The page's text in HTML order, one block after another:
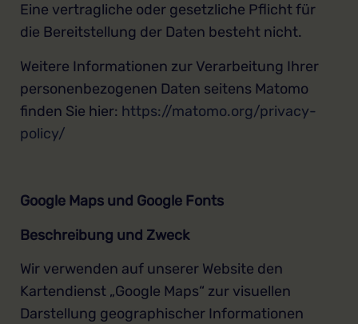
Eine vertragliche oder gesetzliche Pflicht für
die Bereitstellung der Daten besteht nicht.
Weitere Informationen zur Verarbeitung Ihrer
personenbezogenen Daten seitens Matomo
finden Sie hier: https://matomo.org/privacy-
policy/
Google Maps und Google Fonts
Beschreibung und Zweck
Wir verwenden auf unserer Website den
Kartendienst „Google Maps“ zur visuellen
Darstellung geographischer Informationen